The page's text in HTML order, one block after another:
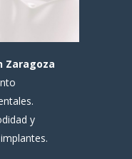
Zaragoza
y